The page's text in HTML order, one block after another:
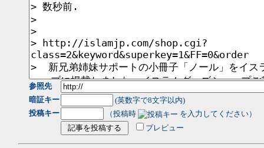
参照先
暗証キー
(英数字で8文字以内)
投稿キー
（投稿時
を入力してください）
プレビュー